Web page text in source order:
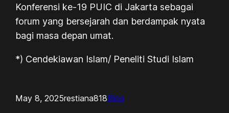
Konferensi ke-19 PUIC di Jakarta sebagai
forum yang bersejarah dan berdampak nyata
bagi masa depan umat.
*) Cendekiawan Islam/ Peneliti Studi Islam
May 8, 2025restiana818Blog